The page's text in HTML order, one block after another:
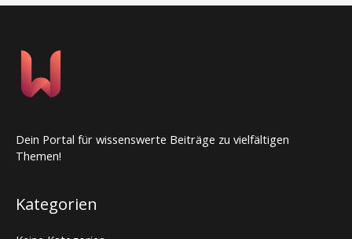
Dein Portal für wissenswerte Beiträge zu vielfältigen
Themen!
Kategorien